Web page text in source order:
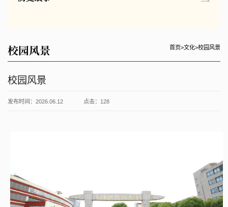
校园风景 首页>文化>校园风景
校园风景
发布时间：2026.06.12 点击： 128